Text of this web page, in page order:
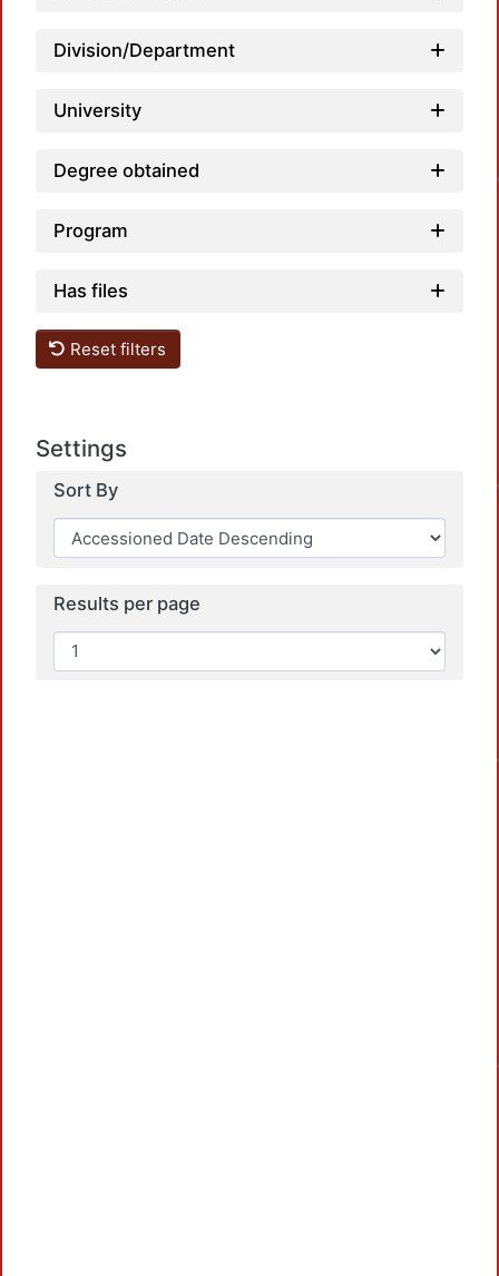
Division/Department
University
Degree obtained
Program
Has files
Reset filters
Settings
Sort By
Results per page